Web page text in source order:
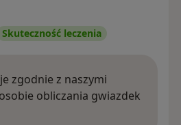
Skuteczność leczenia
zgodnie z naszymi
obliczania gwiazdek